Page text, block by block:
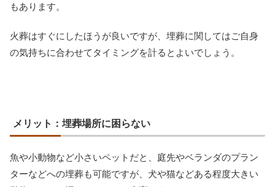
もあります。
火葬はすぐにしたほうが良いですが、埋葬に関してはご自身
の気持ちに合わせてタイミングを計るとよいでしょう。
メリット：埋葬場所に困らない
魚や小動物など小さいペットだと、庭先やベランダのプラン
ターなどへの埋葬も可能ですが、犬や猫などある程度大きい